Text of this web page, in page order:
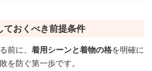
ておくべき前提条件
前に、 着用シーンと着物の格を明確に
を防ぐ第一歩です。